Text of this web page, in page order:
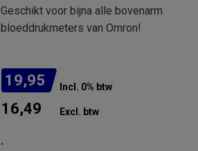
Geschikt voor bijna alle bovenarm
bloeddrukmeters van Omron!
19,95 Incl. 0% btw
16,49 Excl. btw
.